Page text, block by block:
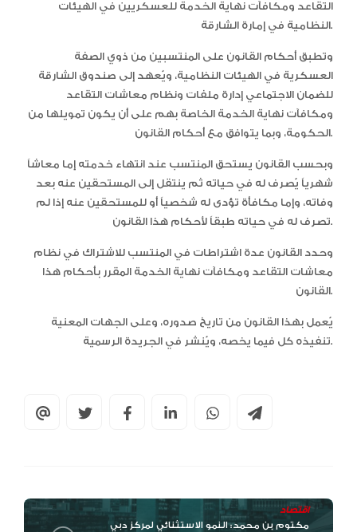
التقاعد ومكافآت نهاية الخدمة للعسكريين في الهيئات
النظامية في إمارة الشارقة.
وتطبق أحكام القانون على المنتسبين من ذوي الصفة
العسكرية في الهيئات النظامية، ويُعهد إلى صندوق الشارقة
للضمان الاجتماعي إدارة ملفات ونظام معاشات التقاعد
ومكافآت نهاية الخدمة الخاصة بهم على أن يكون تمويلها من
الحكومة، وبما يتوافق مع أحكام القانون.
وبحسب القانون يستحق المنتسب عند انتهاء خدمته إما معاشاً
شهرياً يُصرف له في حياته ثم ينتقل إلى المستحقين عنه بعد
وفاته، وإما مكافأة تؤدى له شخصياً أو للمستحقين عنه إذا لم
تصرف له في حياته طبقاً لأحكام هذا القانون.
وحدد القانون عدة اشتراطات في المنتسب للاشتراك في نظام
معاشات التقاعد ومكافآت نهاية الخدمة المقرر بأحكام هذا
القانون.
يُعمل بهذا القانون من تاريخ صدوره، وعلى الجهات المعنية
تنفيذه كل فيما يخصه، ويُنشر في الجريدة الرسمية.
اقتصاد
مكتوم بن محمد: النمو الاستثنائي لمركز دبي